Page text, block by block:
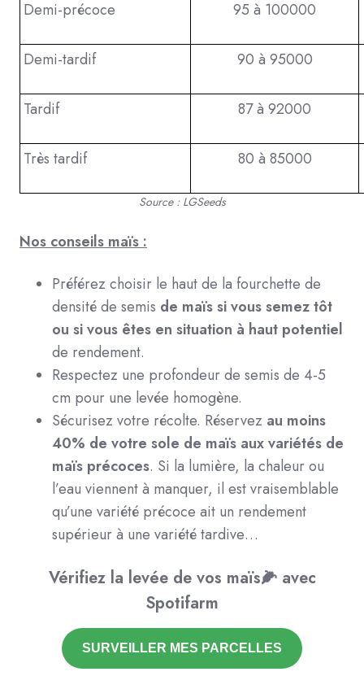
Demi-précoce 95 à 100000
Demi-tardif 90 à 95000
Tardif 87 à 92000
Très tardif 80 à 85000
Source : LGSeeds
Nos conseils maïs :
Préférez choisir le haut de la fourchette de
densité de semis de maïs si vous semez tôt
ou si vous êtes en situation à haut potentiel
de rendement.
Respectez une profondeur de semis de 4-5
cm pour une levée homogène.
Sécurisez votre récolte. Réservez au moins
40% de votre sole de maïs aux variétés de
maïs précoces. Si la lumière, la chaleur ou
l’eau viennent à manquer, il est vraisemblable
qu’une variété précoce ait un rendement
supérieur à une variété tardive…
Vérifiez la levée de vos maïs🌽 avec
Spotifarm
SURVEILLER MES PARCELLES